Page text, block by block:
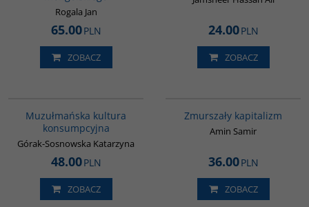
Rogala Jan
65.00PLN
ZOBACZ
24.00PLN
ZOBACZ
Muzułmańska kultura
konsumpcyjna
Górak-Sosnowska Katarzyna
48.00PLN
ZOBACZ
Zmurszały kapitalizm
Amin Samir
36.00PLN
ZOBACZ